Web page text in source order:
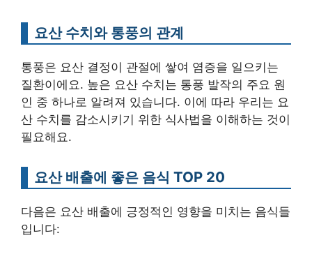
요산 수치와 통풍의 관계
통풍은 요산 결정이 관절에 쌓여 염증을 일으키는
질환이에요. 높은 요산 수치는 통풍 발작의 주요 원
인 중 하나로 알려져 있습니다. 이에 따라 우리는 요
산 수치를 감소시키기 위한 식사법을 이해하는 것이
필요해요.
요산 배출에 좋은 음식 TOP 20
다음은 요산 배출에 긍정적인 영향을 미치는 음식들
입니다: